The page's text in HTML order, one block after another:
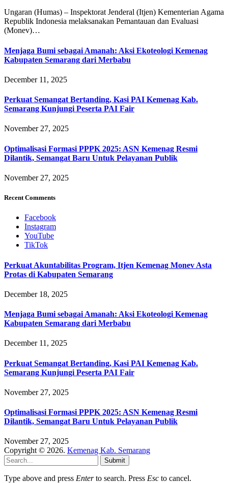
Ungaran (Humas) – Inspektorat Jenderal (Itjen) Kementerian Agama
Republik Indonesia melaksanakan Pemantauan dan Evaluasi
(Monev)…
Menjaga Bumi sebagai Amanah: Aksi Ekoteologi Kemenag
Kabupaten Semarang dari Merbabu
December 11, 2025
Perkuat Semangat Bertanding, Kasi PAI Kemenag Kab.
Semarang Kunjungi Peserta PAI Fair
November 27, 2025
Optimalisasi Formasi PPPK 2025: ASN Kemenag Resmi
Dilantik, Semangat Baru Untuk Pelayanan Publik
November 27, 2025
Recent Comments
Facebook
Instagram
YouTube
TikTok
Perkuat Akuntabilitas Program, Itjen Kemenag Monev Asta
Protas di Kabupaten Semarang
December 18, 2025
Menjaga Bumi sebagai Amanah: Aksi Ekoteologi Kemenag
Kabupaten Semarang dari Merbabu
December 11, 2025
Perkuat Semangat Bertanding, Kasi PAI Kemenag Kab.
Semarang Kunjungi Peserta PAI Fair
November 27, 2025
Optimalisasi Formasi PPPK 2025: ASN Kemenag Resmi
Dilantik, Semangat Baru Untuk Pelayanan Publik
November 27, 2025
Copyright © 2026. Kemenag Kab. Semarang
Submit
Type above and press Enterto search. Press Esc to cancel.